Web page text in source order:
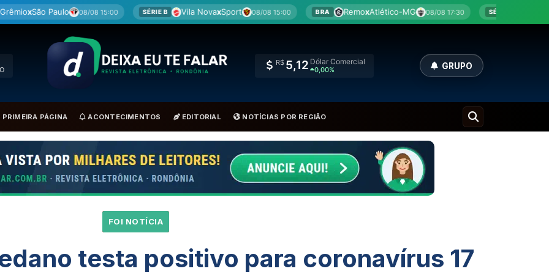
08 15:00 SÉRIE B Vila Nova Sport 08/08 15:00 BRA RemoxAtlético-MG 08/08 17:30 SÉRIE B Botafogo-SPx
R$ 5,12 Dólar Comercial
0,00% GRUPO
PRIMEIRA PÁGINA ACONTECIMENTOS EDITORIAL NOTÍCIAS POR REGIÃO
FOI NOTÍCIA
testa positivo para coronavírus 17